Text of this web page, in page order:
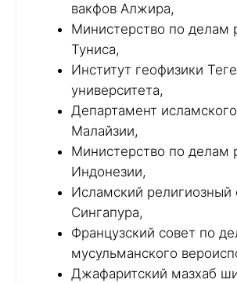
вакфов Алжира,
Министерство по делам
Туниса,
Институт геофизики
университета,
Департамент
Малайзии,
Министерство по делам
Индонезии,
Исламский религиозный
Сингапура,
Французский совет по
мусульманского
Джафаритский мазхаб